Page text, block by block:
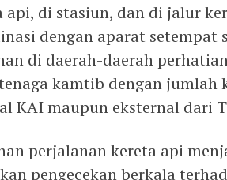
api, di stasiun, dan di jalur
dengan aparat setempat
di daerah-daerah
kamtib dengan jumlah
KAI maupun eksternal dari
perjalanan kereta api
pengecekan berkala